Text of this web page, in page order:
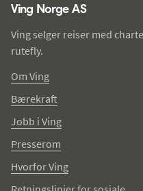
Ving Norge AS
Ving selger reiser med
rutefly.
Om Ving
Bærekraft
Jobb i Ving
Presserom
Hvorfor Ving